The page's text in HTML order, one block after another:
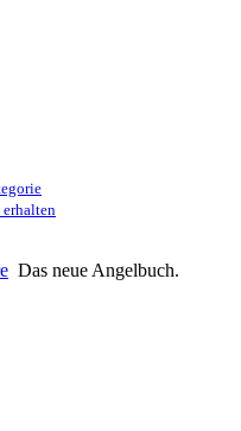
Das neue Angelbuch.